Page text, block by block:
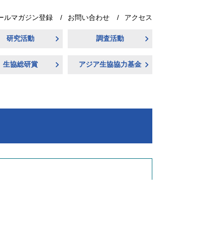
ルマガジン登録 お問い合わせ アクセス
研究活動 調査活動
生協総研賞 アジア生協協力基金